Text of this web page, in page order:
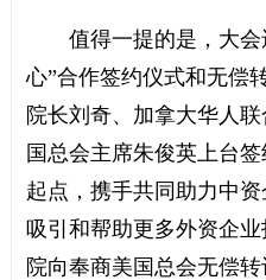
值得一提的是，大会
心”合作签约仪式和无偿
院长刘奇、加拿大华人
国总会主席朱俊英上台
起点，携手共同助力中
吸引和帮助更多外资企
院向奉商美国总会无偿转